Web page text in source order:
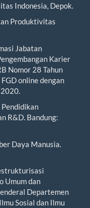
Indonesia, Depok.
Produktivitas
Jabatan
Karier
Nomor 28 Tahun
online dengan
R&D. Bandung:
Daya Manusia.
Umum dan
Departemen
Sosial dan Ilmu